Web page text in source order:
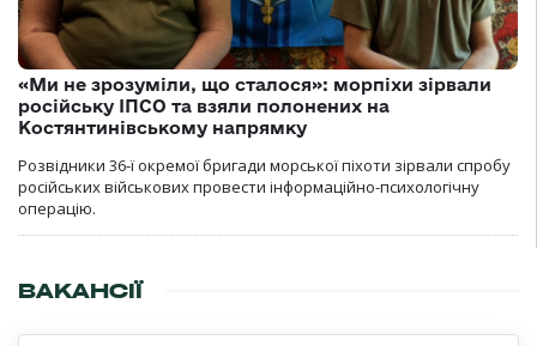
«Ми не зрозуміли, що сталося»: морпіхи зірвали
російську ІПСО та взяли полонених на
Костянтинівському напрямку
Розвідники 36-ї окремої бригади морської піхоти зірвали спробу
російських військових провести інформаційно-психологічну
операцію.
ВАКАНСІЇ